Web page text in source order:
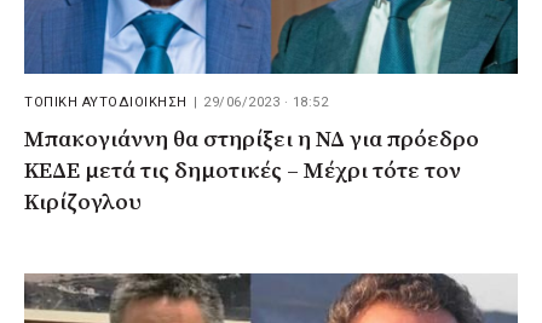
ΤΟΠΙΚΗ ΑΥΤΟΔΙΟΙΚΗΣΗ 29/06/2023 · 18:52
Μπακογιάννη θα στηρίξει η ΝΔ για πρόεδρο
ΚΕΔΕ μετά τις δημοτικές – Μέχρι τότε τον
Κιρίζογλου